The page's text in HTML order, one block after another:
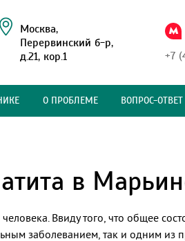
Москва,
Перервинский б-р,
д.21, кор.1
+7
О ПРОБЛЕМЕ ВОПРОС-ОТВЕТ
в
Ввиду того, что общее
заболеванием, так и одним из